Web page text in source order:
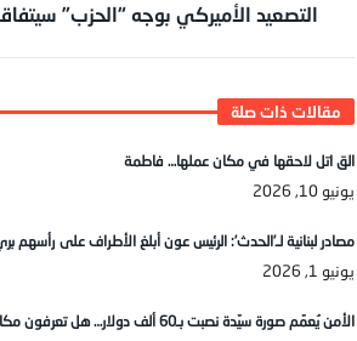
التصعيد الأميركي بوجه “الحزب”
الق اتل لاحقها في مكان عملها… فاطمة
يونيو 10, 2026
مصادر لبنانية لـ’الحدث’: الرئيس عون أبلغ الأطراف على رأسهم
يونيو 1, 2026
الأمن يُعمّم صورة سيّدة نصبت بـ60 ألف دولار… هل تعرفون مكانها؟